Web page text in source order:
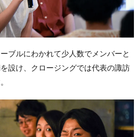
ブルにわかれて少人数でメンバーと
設け、クロージングでは代表の諏訪